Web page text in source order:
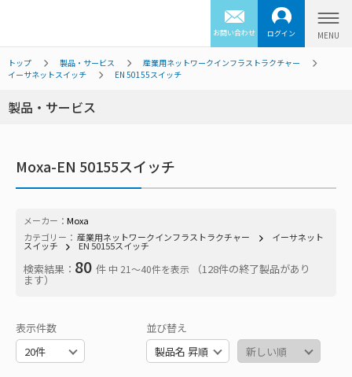
お問い合わせ ログイン
トップ 製品・サービス
産業用ネットワークインフラストラクチャー
イーサネットスイッチ
EN 50155スイッチ
製品・サービス
Moxa-EN 50155スイッチ
メーカー： Moxa
カテゴリー： 産業用ネットワークインフラストラクチャー イーサネット
スイッチ EN 50155スイッチ
検索結果： 80 件 中 21〜40件を表示 （128件の終了製品があり
ます）
表示件数 並び替え